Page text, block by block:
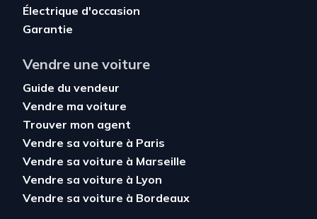
Électrique d'occasion
Garantie
Vendre une voiture
Guide du vendeur
Vendre ma voiture
Trouver mon agent
Vendre sa voiture à Paris
Vendre sa voiture à Marseille
Vendre sa voiture à Lyon
Vendre sa voiture à Bordeaux